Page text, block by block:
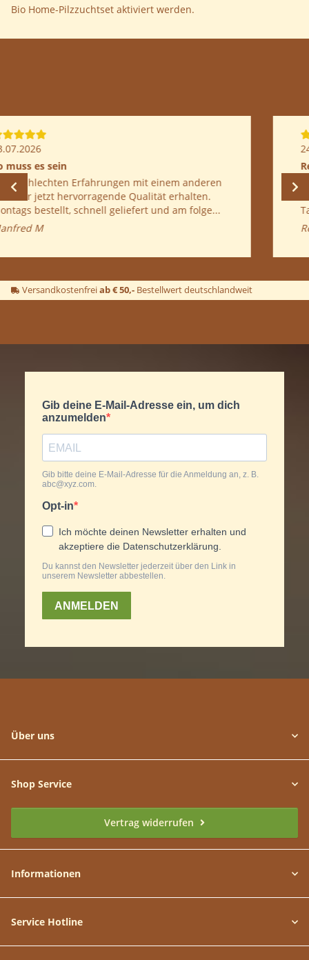
Bio Home-Pilzzuchtset aktiviert werden.
24.06.2026
Regine Deutschj
seit langem mal wieder zwei Kultuiren bestellt.
Die Lieferung war schnell. und bereits nach 5
Tagen konnten wir viele tolle Pilze ernten...
Regine D
Versandkostenfreiab € 50,- Bestellwert deutschlandweit
Über uns
Shop Service
Vertrag widerrufen
Informationen
Service Hotline